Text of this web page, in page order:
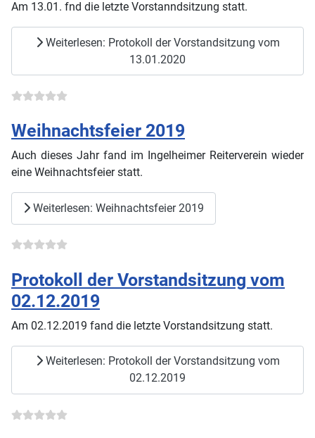
Am 13.01. fnd die letzte Vorstanndsitzung statt.
Weiterlesen: Protokoll der Vorstandsitzung vom
13.01.2020
Weihnachtsfeier 2019
Auch dieses Jahr fand im Ingelheimer Reiterverein wieder
eine Weihnachtsfeier statt.
Weiterlesen: Weihnachtsfeier 2019
Protokoll der Vorstandsitzung vom
02.12.2019
Am 02.12.2019 fand die letzte Vorstandsitzung statt.
Weiterlesen: Protokoll der Vorstandsitzung vom
02.12.2019